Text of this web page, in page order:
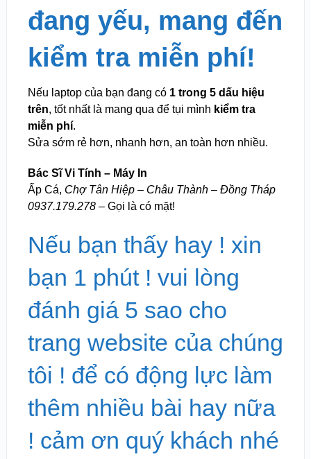
đang yếu, mang đến
kiểm tra miễn phí!
Nếu laptop của bạn đang có 1 trong 5 dấu hiệu
trên, tốt nhất là mang qua để tụi mình kiểm tra
miễn phí.
Sửa sớm rẻ hơn, nhanh hơn, an toàn hơn nhiều.
Bác Sĩ Vi Tính – Máy In
Ấp Cá, Chợ Tân Hiệp – Châu Thành – Đồng Tháp
0937.179.278– Gọi là có mặt!
Nếu bạn thấy hay ! xin
bạn 1 phút ! vui lòng
đánh giá 5 sao cho
trang website của chúng
tôi ! để có động lực làm
thêm nhiều bài hay nữa
! cảm ơn quý khách nhé